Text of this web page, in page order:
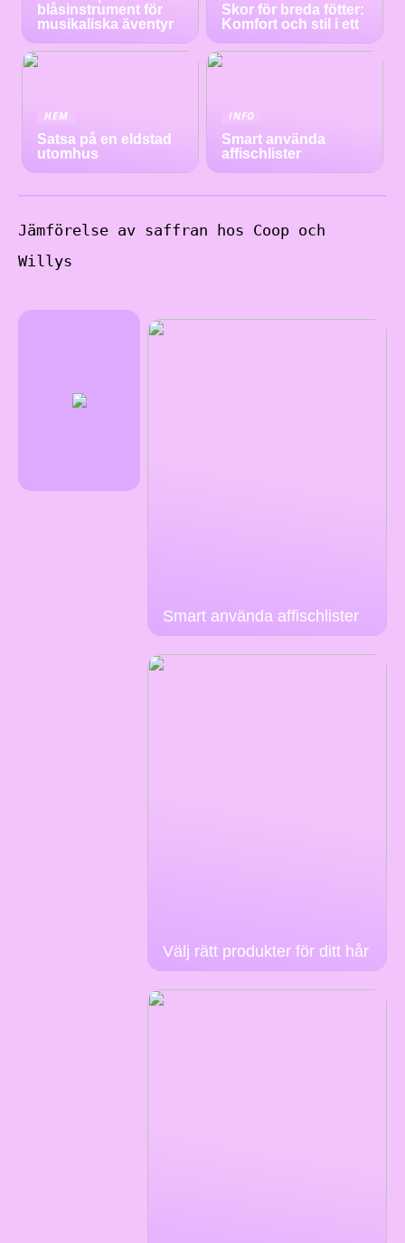
blåsinstrument för
musikaliska äventyr
Skor för breda fötter:
Komfort och stil i ett
HEM
Satsa på en eldstad
utomhus
INFO
Smart använda
affischlister
Jämförelse av saffran hos Coop och
Willys
Smart använda affischlister
Välj rätt produkter för ditt hår